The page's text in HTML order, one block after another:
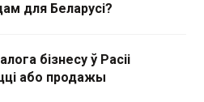
для Беларусі?
бізнесу ў Расіі
або продажы